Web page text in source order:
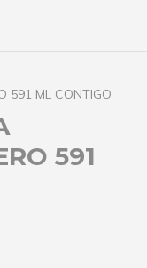
591 ML CONTIGO
591